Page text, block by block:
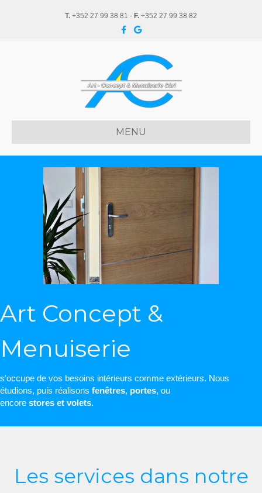
T. +352 27 99 38 81 - F. +352 27 99 38 82
Facebook
Google
MENU
Art Concept &
Menuiserie
s'occupe de vos besoins intérieurs comme extérieurs. Nous
étudions, puis réalisons fenêtres, portes, ou
encore stores et volets.
Les services dans notre